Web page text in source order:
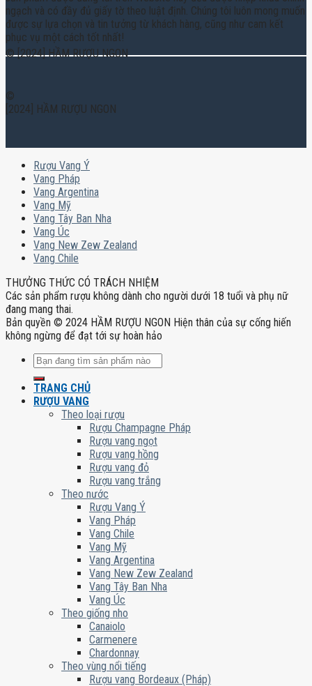
ngạch và có đầy đủ giấy tờ theo luật định. Chúng tôi luôn mong muốn
được sự lựa chọn và tin tưởng từ khách hàng, cũng như cam kết
phục vụ một cách tốt nhất!
© [2024] HẦM RƯỢU NGON
©
[2024] HẦM RƯỢU NGON
Rượu Vang Ý
Vang Pháp
Vang Argentina
Vang Mỹ
Vang Tây Ban Nha
Vang Úc
Vang New Zew Zealand
Vang Chile
THƯỞNG THỨC CÓ TRÁCH NHIỆM
Các sản phẩm rượu không dành cho người dưới 18 tuổi và phụ nữ
đang mang thai.
Bản quyền © 2024 HẦM RƯỢU NGON Hiện thân của sự cống hiến
không ngừng để đạt tới sự hoàn hảo
Tìm
kiếm:
TRANG CHỦ
RƯỢU VANG
Theo loại rượu
Rượu Champagne Pháp
Rượu vang ngọt
Rượu vang hồng
Rượu vang đỏ
Rượu vang trắng
Theo nước
Rượu Vang Ý
Vang Pháp
Vang Chile
Vang Mỹ
Vang Argentina
Vang New Zew Zealand
Vang Tây Ban Nha
Vang Úc
Theo giống nho
Canaiolo
Carmenere
Chardonnay
Theo vùng nổi tiếng
Rượu vang Bordeaux (Pháp)